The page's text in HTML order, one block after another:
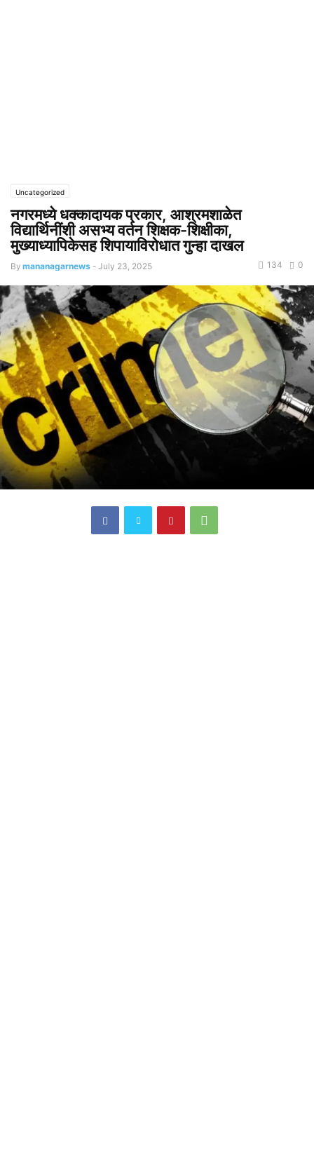
Uncategorized
नगरमध्ये धक्कादायक प्रकार, आश्रमशाळेत
विद्यार्थिनींशी असभ्य वर्तन शिक्षक-शिक्षीका,
मुख्याध्यापिकेसह शिपायाविरोधात गुन्हा दाखल
By mananagarnews - July 23, 2025 0
134